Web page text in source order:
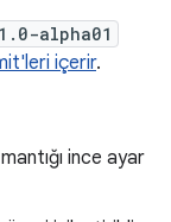
alpha01
içerir.
ince ayar